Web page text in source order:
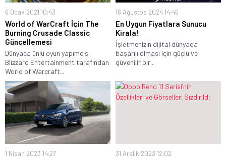
6 Ocak 2021 10:43
World of WarCraft İçin The
Burning Crusade Classic
Güncellemesi
Dünyaca ünlü oyun yapımcısı
Blizzard Entertainment tarafından
World of Warcraft...
16 Ağustos 2024 14:46
En Uygun Fiyatlara Sunucu
Kirala!
İşletmenizin dijital dünyada
başarılı olması için güçlü ve
güvenilir bir...
1 Nisan 2023 14:27 31 Aralık 2023 12:02